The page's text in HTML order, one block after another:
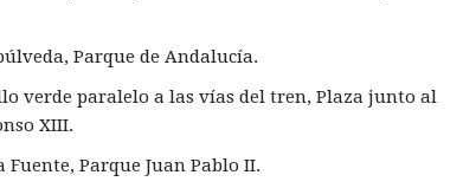
Parque de Andalucía.
verde paralelo a las vías del tren, Plaza junto al
XIII.
Fuente, Parque Juan Pablo II.